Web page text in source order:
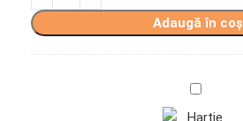
Adaugă în coș
Hartie
igienica